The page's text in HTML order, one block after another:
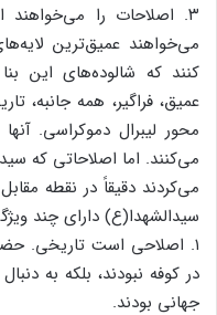
۳. اصلاحات را می‌خواهند
می‌خواهند عمیق‌ترین
کنند که شالوده‌های این
عمیق، فراگیر، همه جانبه،
محور لیبرال دموکراسی.
می‌کنند. اما اصلاحاتی که سید
می‌کردند دقیقاً در نقطه
سیدالشهدا(ع) دارای چند
در کوفه نبودند، بلکه به
جهانی بودند.